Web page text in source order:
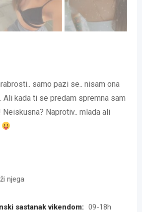
samo pazi se.. nisam ona
Ali kada ti se predam spremna sam
Naprotiv.. mlada ali
njega
sastanak vikendom: 09-18h